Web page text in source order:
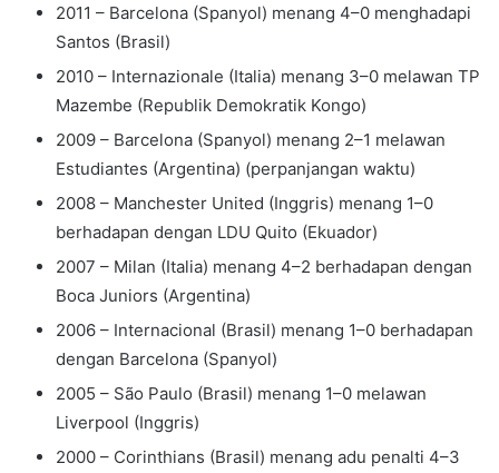
2011 – Barcelona (Spanyol) menang 4–0 menghadapi
Santos (Brasil)
2010 – Internazionale (Italia) menang 3–0 melawan TP
Mazembe (Republik Demokratik Kongo)
2009 – Barcelona (Spanyol) menang 2–1 melawan
Estudiantes (Argentina) (perpanjangan waktu)
2008 – Manchester United (Inggris) menang 1–0
berhadapan dengan LDU Quito (Ekuador)
2007 – Milan (Italia) menang 4–2 berhadapan dengan
Boca Juniors (Argentina)
2006 – Internacional (Brasil) menang 1–0 berhadapan
dengan Barcelona (Spanyol)
2005 – São Paulo (Brasil) menang 1–0 melawan
Liverpool (Inggris)
2000 – Corinthians (Brasil) menang adu penalti 4–3